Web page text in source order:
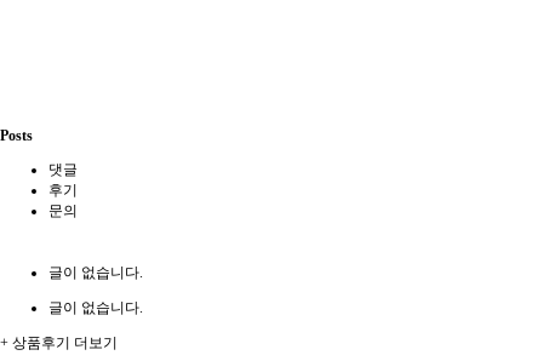
Posts
댓글
후기
문의
글이 없습니다.
글이 없습니다.
+ 상품후기 더보기